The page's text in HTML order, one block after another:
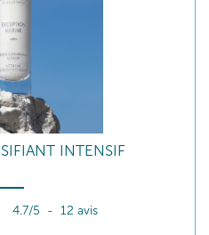
INTENSIF
4.7/5 - 12 avis